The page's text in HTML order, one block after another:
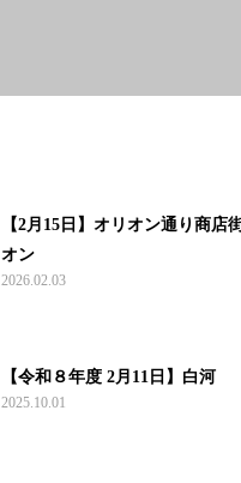
【2月15日】オリオン通り商店
オン
2026.02.03
【令和８年度 2月11日】白河
2025.10.01